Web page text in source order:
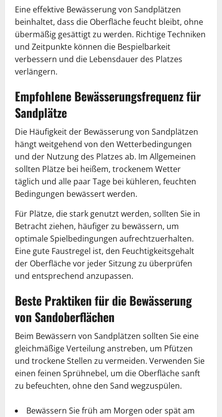
Eine effektive Bewässerung von Sandplätzen
beinhaltet, dass die Oberfläche feucht bleibt, ohne
übermäßig gesättigt zu werden. Richtige Techniken
und Zeitpunkte können die Bespielbarkeit
verbessern und die Lebensdauer des Platzes
verlängern.
Empfohlene Bewässerungsfrequenz für
Sandplätze
Die Häufigkeit der Bewässerung von Sandplätzen
hängt weitgehend von den Wetterbedingungen
und der Nutzung des Platzes ab. Im Allgemeinen
sollten Plätze bei heißem, trockenem Wetter
täglich und alle paar Tage bei kühleren, feuchten
Bedingungen bewässert werden.
Für Plätze, die stark genutzt werden, sollten Sie in
Betracht ziehen, häufiger zu bewässern, um
optimale Spielbedingungen aufrechtzuerhalten.
Eine gute Faustregel ist, den Feuchtigkeitsgehalt
der Oberfläche vor jeder Sitzung zu überprüfen
und entsprechend anzupassen.
Beste Praktiken für die Bewässerung
von Sandoberflächen
Beim Bewässern von Sandplätzen sollten Sie eine
gleichmäßige Verteilung anstreben, um Pfützen
und trockene Stellen zu vermeiden. Verwenden Sie
einen feinen Sprühnebel, um die Oberfläche sanft
zu befeuchten, ohne den Sand wegzuspülen.
Bewässern Sie früh am Morgen oder spät am